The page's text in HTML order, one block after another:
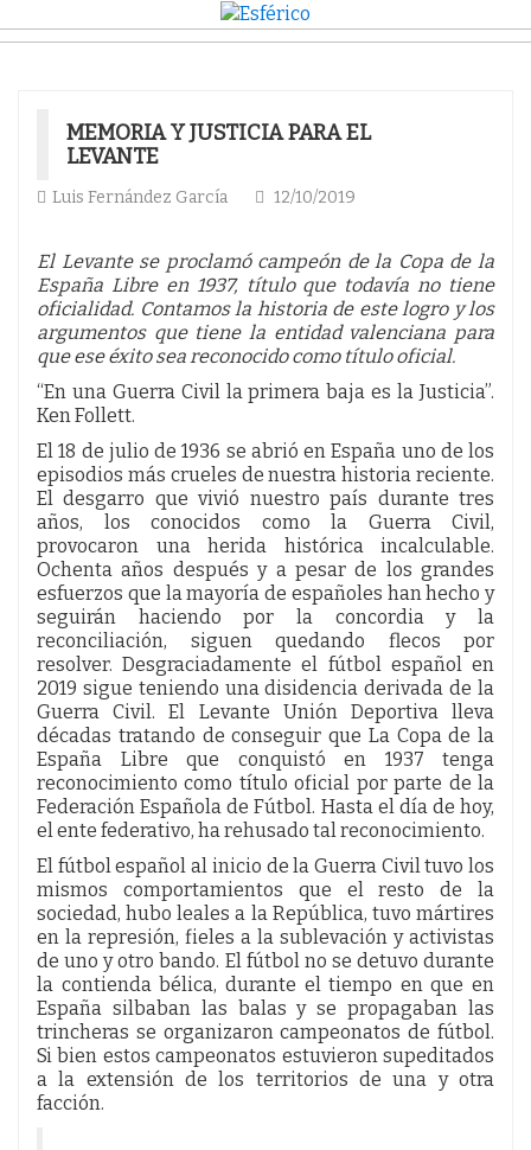
MEMORIA Y JUSTICIA PARA EL
LEVANTE
Luis Fernández García 12/10/2019
El Levante se proclamó campeón de la Copa de la
España Libre en 1937, título que todavía no tiene
oficialidad. Contamos la historia de este logro y los
argumentos que tiene la entidad valenciana para
que ese éxito sea reconocido como título oficial.
“En una Guerra Civil la primera baja es la Justicia”.
Ken Follett.
El 18 de julio de 1936 se abrió en España uno de los
episodios más crueles de nuestra historia reciente.
El desgarro que vivió nuestro país durante tres
años, los conocidos como la Guerra Civil,
provocaron una herida histórica incalculable.
Ochenta años después y a pesar de los grandes
esfuerzos que la mayoría de españoles han hecho y
seguirán haciendo por la concordia y la
reconciliación, siguen quedando flecos por
resolver. Desgraciadamente el fútbol español en
2019 sigue teniendo una disidencia derivada de la
Guerra Civil. El Levante Unión Deportiva lleva
décadas tratando de conseguir que La Copa de la
España Libre que conquistó en 1937 tenga
reconocimiento como título oficial por parte de la
Federación Española de Fútbol. Hasta el día de hoy,
el ente federativo, ha rehusado tal reconocimiento.
El fútbol español al inicio de la Guerra Civil tuvo los
mismos comportamientos que el resto de la
sociedad, hubo leales a la República, tuvo mártires
en la represión, fieles a la sublevación y activistas
de uno y otro bando. El fútbol no se detuvo durante
la contienda bélica, durante el tiempo en que en
España silbaban las balas y se propagaban las
trincheras se organizaron campeonatos de fútbol.
Si bien estos campeonatos estuvieron supeditados
a la extensión de los territorios de una y otra
facción.